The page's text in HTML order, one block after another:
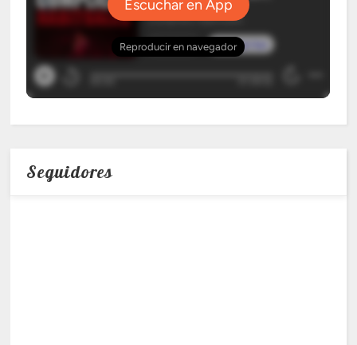
Seguidores